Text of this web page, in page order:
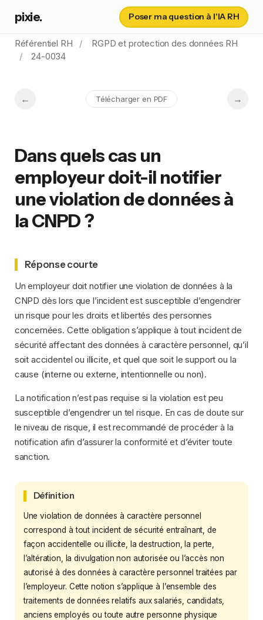
pixie. Poser ma question à l'IA RH
Référentiel RH
RGPD et protection des données RH
24-0034
Télécharger en PDF
Dans quels cas un
employeur doit-il notifier
une violation de données à
la CNPD ?
Réponse courte
Un employeur doit notifier une violation de données à la
CNPD dès lors que l’incident est susceptible d’engendrer
un risque pour les droits et libertés des personnes
concernées. Cette obligation s’applique à tout incident de
sécurité affectant des données à caractère personnel, qu’il
soit accidentel ou illicite, et quel que soit le support ou la
cause (interne ou externe, intentionnelle ou non).
La notification n’est pas requise si la violation est peu
susceptible d’engendrer un tel risque. En cas de doute sur
le niveau de risque, il est recommandé de procéder à la
notification afin d’assurer la conformité et d’éviter toute
sanction.
Définition
Une violation de données à caractère personnel
correspond à tout incident de sécurité entraînant, de
façon accidentelle ou illicite, la destruction, la perte,
l’altération, la divulgation non autorisée ou l’accès non
autorisé à des données à caractère personnel traitées par
l’employeur. Cette notion s’applique à l’ensemble des
traitements de données relatifs aux salariés, candidats,
anciens employés ou toute autre personne physique